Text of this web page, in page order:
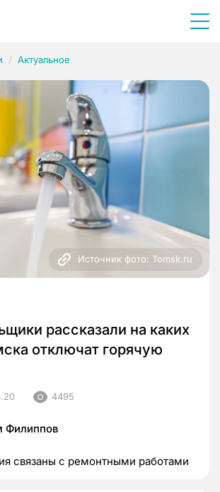
Актуальное
Источник фото: Tomsk.ru
рассказали на каких
отключат горячую
4495
Филиппов
связаны с ремонтными работами